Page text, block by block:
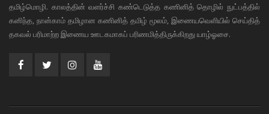
தமிழ்மொழி. காலத்தின் வளர்ச்சி கண்டெடுத்த கணினித் தொழில் நுட்பத்தில்
கனிந்த, நான்காம் தமிழான கணினித் தமிழ் மூலம், இணையவெளியில் செய்தித்
தகவல் பரிமாற்ற இணைய ஊடகமாகப் பரிணமித்திருக்கிறது யாழ்ஓசை.